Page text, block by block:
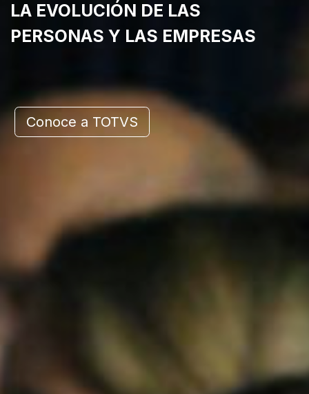
LA EVOLUCIÓN DE LAS
PERSONAS Y LAS EMPRESAS
Co​​noce a TOTVS